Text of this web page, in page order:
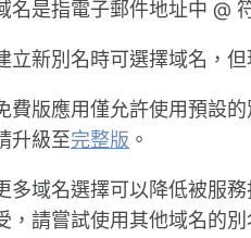
名是指電子郵件地址中 @
立新別名時可選擇域名，
費版應用僅允許使用預設
升級至完整版 。
多域名選擇可以降低被服
，請嘗試使用其他域名的